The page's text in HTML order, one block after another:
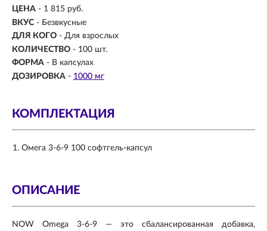
ЦЕНА - 1 815 руб.
ВКУС - Безвкусные
ДЛЯ КОГО - Для взрослых
КОЛИЧЕСТВО - 100 шт.
ФОРМА - В капсулах
ДОЗИРОВКА - 1000 мг
КОМПЛЕКТАЦИЯ
Омега 3-6-9 100 софтгель-капсул
ОПИСАНИЕ
NOW Omega 3-6-9 — это сбалансированная добавка,